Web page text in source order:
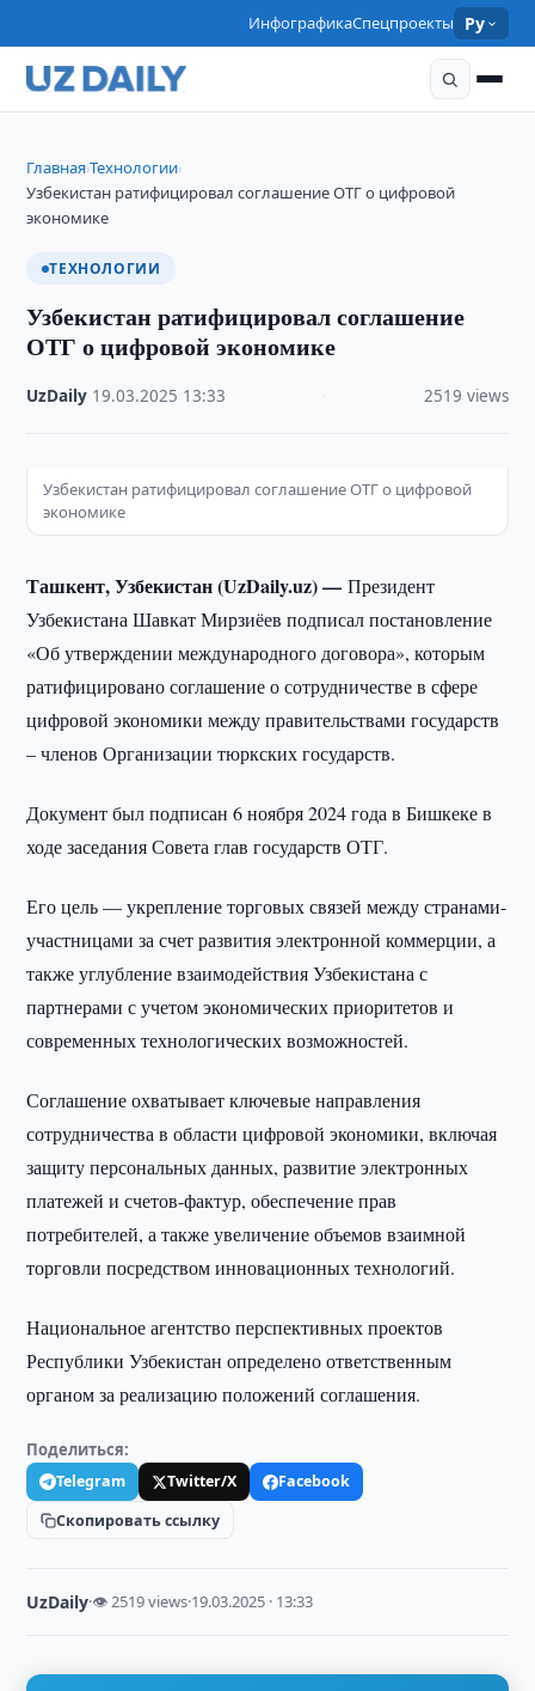
ИнфографикаСпецпроекты Ру
Главная›Технологии›
Узбекистан ратифицировал соглашение ОТГ о цифровой
экономике
ТЕХНОЛОГИИ
Узбекистан ратифицировал соглашение
ОТГ о цифровой экономике
UzDaily 19.03.2025 13:33 2519 views
Узбекистан ратифицировал соглашение ОТГ о цифровой
экономике
Ташкент, Узбекистан (UzDaily.uz) —Президент
Узбекистана Шавкат Мирзиёев подписал постановление
«Об утверждении международного договора», которым
ратифицировано соглашение о сотрудничестве в сфере
цифровой экономики между правительствами государств
– членов Организации тюркских государств.
Документ был подписан 6 ноября 2024 года в Бишкеке в
ходе заседания Совета глав государств ОТГ.
Его цель — укрепление торговых связей между странами-
участницами за счет развития электронной коммерции, а
также углубление взаимодействия Узбекистана с
партнерами с учетом экономических приоритетов и
современных технологических возможностей.
Соглашение охватывает ключевые направления
сотрудничества в области цифровой экономики, включая
защиту персональных данных, развитие электронных
платежей и счетов-фактур, обеспечение прав
потребителей, а также увеличение объемов взаимной
торговли посредством инновационных технологий.
Национальное агентство перспективных проектов
Республики Узбекистан определено ответственным
органом за реализацию положений соглашения.
Поделиться:
Telegram Twitter/X
Facebook
Скопировать ссылку
UzDaily·👁 2519 views·19.03.2025 · 13:33